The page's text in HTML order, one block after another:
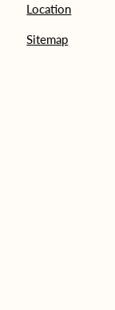
Location
Sitemap